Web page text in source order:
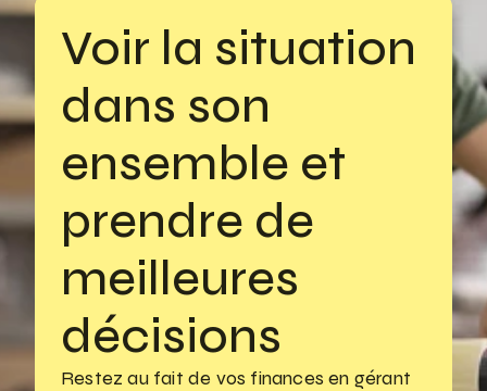
Voir la situation
dans son
ensemble et
prendre de
meilleures
décisions
Restez au fait de vos finances en gérant